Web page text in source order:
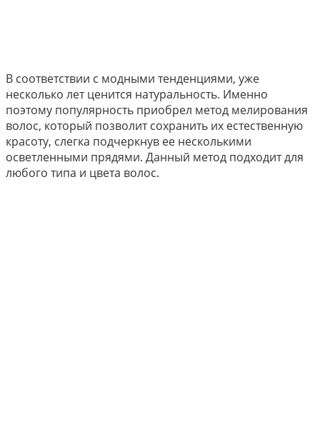
В соответствии с модными тенденциями, уже
несколько лет ценится натуральность. Именно
поэтому популярность приобрел метод мелирования
волос, который позволит сохранить их естественную
красоту, слегка подчеркнув ее несколькими
осветленными прядями. Данный метод подходит для
любого типа и цвета волос.